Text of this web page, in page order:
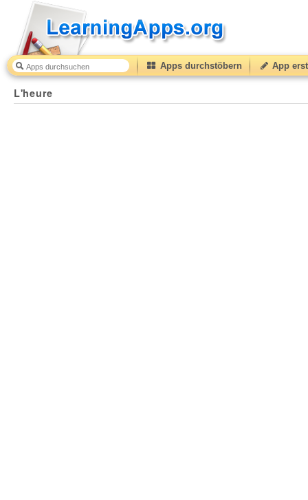
Apps durchstöbern App
L'heure